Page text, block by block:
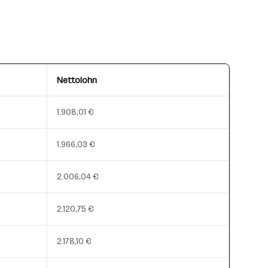
Nettolohn
1.908,01 €
1.966,03 €
2.006,04 €
2.120,75 €
2.178,10 €